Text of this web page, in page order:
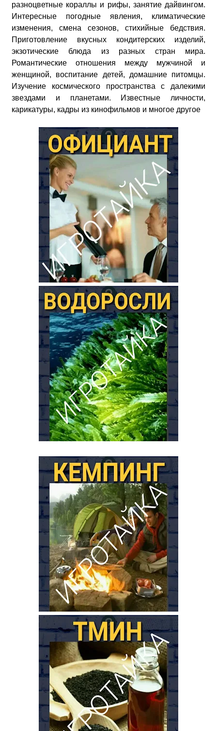
разноцветные кораллы и рифы, занятие дайвингом.
Интересные погодные явления, климатические
изменения, смена сезонов, стихийные бедствия.
Приготовление вкусных кондитерских изделий,
экзотические блюда из разных стран мира.
Романтические отношения между мужчиной и
женщиной, воспитание детей, домашние питомцы.
Изучение космического пространства с далекими
звездами и планетами. Известные личности,
карикатуры, кадры из кинофильмов и многое другое